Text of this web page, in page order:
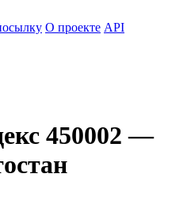
О проекте API
450002 —